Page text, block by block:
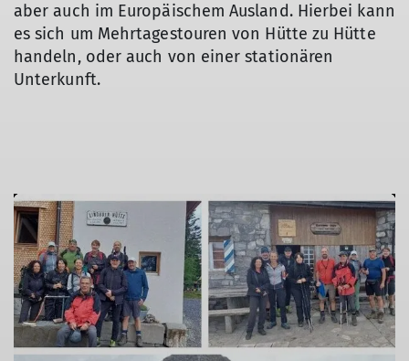
aber auch im Europäischem Ausland. Hierbei kann
es sich um Mehrtagestouren von Hütte zu Hütte
handeln, oder auch von einer stationären
Unterkunft.